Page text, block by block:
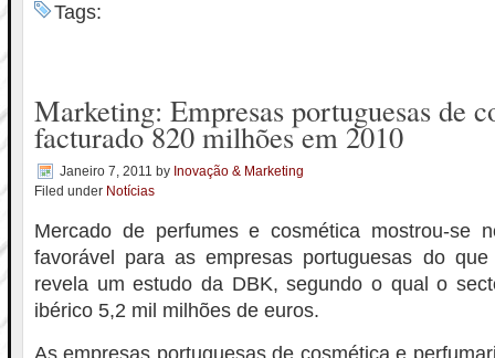
Tags:
Marketing: Empresas portuguesas de
facturado 820 milhões em 2010
Janeiro 7, 2011 by Inovação & Marketing
Filed under Notícias
Mercado de perfumes e cosmética mostrou-se
favorável para as empresas portuguesas do
revela um estudo da DBK, segundo o qual o
ibérico 5,2 mil milhões de euros.
As empresas portuguesas de cosmética e